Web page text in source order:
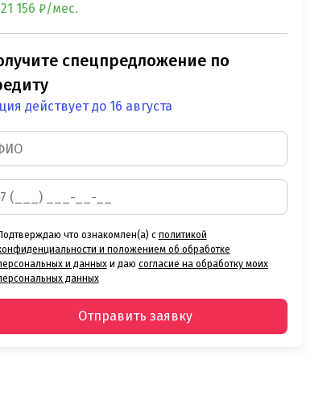
156 ₽/мес.
спецпредложение по
действует до 16 августа
что ознакомлен(а) с политикой
и положением об обработке
и данныхи даю согласие на обработку моих
данных
Отправить заявку